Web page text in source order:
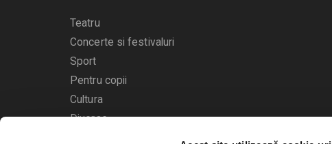
Teatru
Concerte si festivaluri
Sport
Pentru copii
Cultura
Diverse